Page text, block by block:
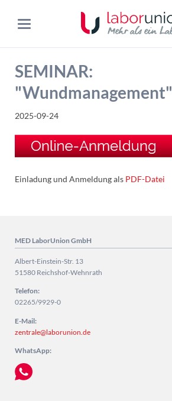
SEMINAR:
"Wundmanagement"
2025-09-24
Einladung und Anmeldung als PDF-Datei
MED LaborUnion GmbH
Albert-Einstein-Str. 13
51580 Reichshof-Wehnrath
Telefon:
02265/9929-0
E-Mail:
zentrale@laborunion.de
WhatsApp: